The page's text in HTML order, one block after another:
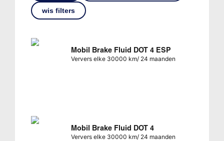
wis filters
Mobil Brake Fluid DOT 4 ESP
Ververs elke 30000 km/ 24 maanden
Mobil Brake Fluid DOT 4
Ververs elke 30000 km/ 24 maanden